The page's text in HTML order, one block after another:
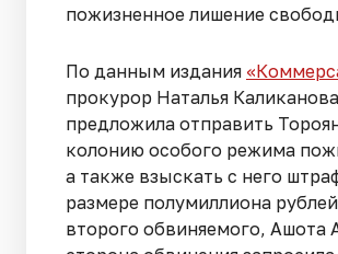
пожизненное лишение
По данным издания
прокурор Наталья Каликанова
предложила отправить
колонию особого режима
а также взыскать с него
размере полумиллиона
второго обвиняемого, Ашота